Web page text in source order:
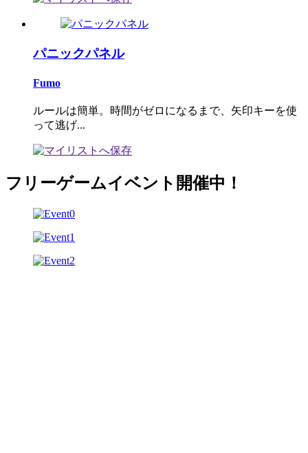
パニックパネル
Fumo
ルールは簡単。時間がゼロになるまで、矢印キーを使
って逃げ...
フリーゲームイベント開催中！